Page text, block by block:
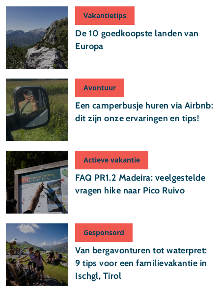
Vakantietips
De 10 goedkoopste landen van
Europa
Avontuur
Een camperbusje huren via Airbnb:
dit zijn onze ervaringen en tips!
Actieve vakantie
FAQ PR1.2 Madeira: veelgestelde
vragen hike naar Pico Ruivo
Gesponsord
Van bergavonturen tot waterpret:
9 tips voor een familievakantie in
Ischgl, Tirol